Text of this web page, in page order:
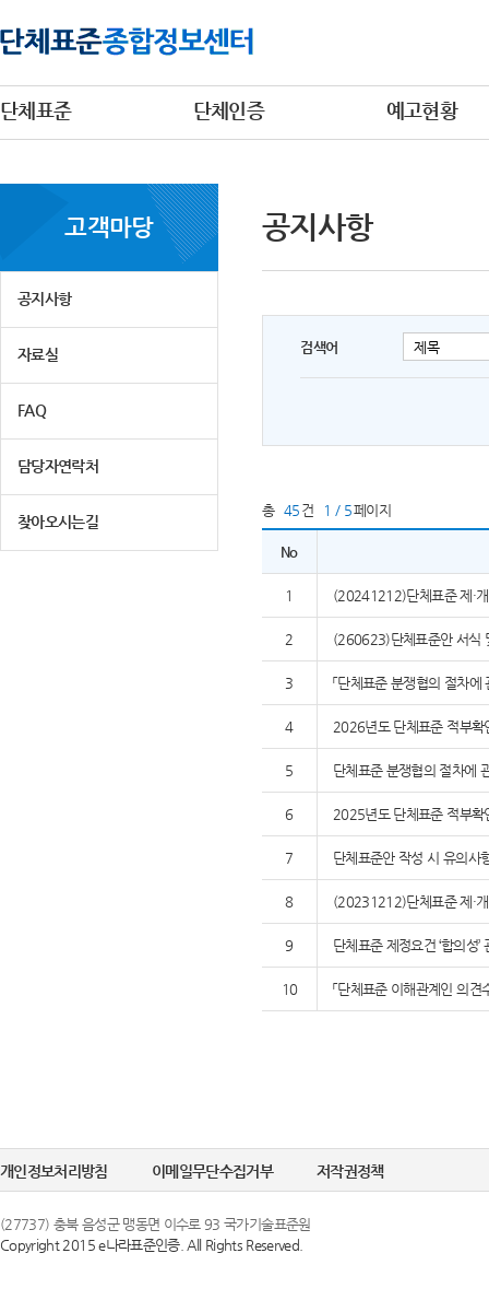
단체표준 단체인증 예고현황
고객마당
공지사항
자료실
FAQ
담당자연락처
찾아오시는길
공지사항
검색어
총 45 건 1 / 5페이지
No
1 (20241212)단체표준 제·
2 (260623)단체표준안 서식
3 「단체표준 분쟁협의 절차에
4 2026년도 단체표준 적부확
5 단체표준 분쟁협의 절차에
6 2025년도 단체표준 적부확
7 단체표준안 작성 시 유의사
8 (20231212)단체표준 제·
9 단체표준 제정요건 ‘합의성
10 「단체표준 이해관계인 의
개인정보처리방침 이메일무단수집거부 저작권정책
(27737) 충북 음성군 맹동면 이수로 93 국가기술표준원
Copyright 2015 e나라표준인증. All Rights Reserved.